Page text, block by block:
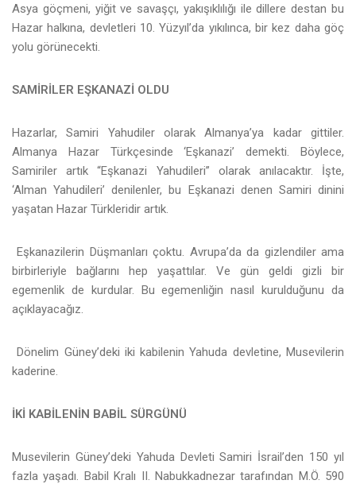
Asya göçmeni, yiğit ve savaşçı, yakışıklılığı ile dillere destan bu
Hazar halkına, devletleri 10. Yüzyıl’da yıkılınca, bir kez daha göç
yolu görünecekti.
SAMİRİLER EŞKANAZİ OLDU
Hazarlar, Samiri Yahudiler olarak Almanya’ya kadar gittiler.
Almanya Hazar Türkçesinde ‘Eşkanazi’ demekti. Böylece,
Samiriler artık “Eşkanazi Yahudileri” olarak anılacaktır. İşte,
‘Alman Yahudileri’ denilenler, bu Eşkanazi denen Samiri dinini
yaşatan Hazar Türkleridir artık.
Eşkanazilerin Düşmanları çoktu. Avrupa’da da gizlendiler ama
birbirleriyle bağlarını hep yaşattılar. Ve gün geldi gizli bir
egemenlik de kurdular. Bu egemenliğin nasıl kurulduğunu da
açıklayacağız.
Dönelim Güney’deki iki kabilenin Yahuda devletine, Musevilerin
kaderine.
İKİ KABİLENİN BABİL SÜRGÜNÜ
Musevilerin Güney’deki Yahuda Devleti Samiri İsrail’den 150 yıl
fazla yaşadı. Babil Kralı II. Nabukkadnezar tarafından M.Ö. 590